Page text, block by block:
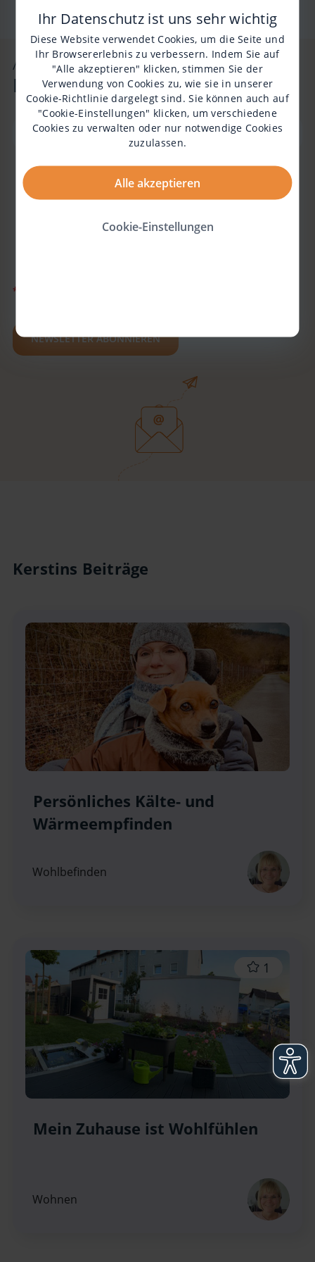
Ihr Datenschutz ist uns sehr wichtig
Diese Website verwendet Cookies, um die Seite und
Ihr Browsererlebnis zu verbessern. Indem Sie auf
"Alle akzeptieren" klicken, stimmen Sie der
Verwendung von Cookies zu, wie sie in unserer
Cookie-Richtlinie dargelegt sind. Sie können auch auf
"Cookie-Einstellungen" klicken, um verschiedene
Cookies zu verwalten oder nur notwendige Cookies
zuzulassen.
Alle akzeptieren
Cookie-Einstellungen
Abonniere unseren
Newsletter!
Durch das Ankreuzen dieses Kästchens willigst du
in den Empfang von E-Mails der Biogen GmbH über
widerrufen, indem du auf „Abbestellen“ in einer E-Mail
*
NEWSLETTER ABONNIEREN
Kerstins Beiträge
Persönliches Kälte- und
Wärmeempfinden
Wohlbefinden
1
Mein Zuhause ist Wohlfühlen
Wohnen